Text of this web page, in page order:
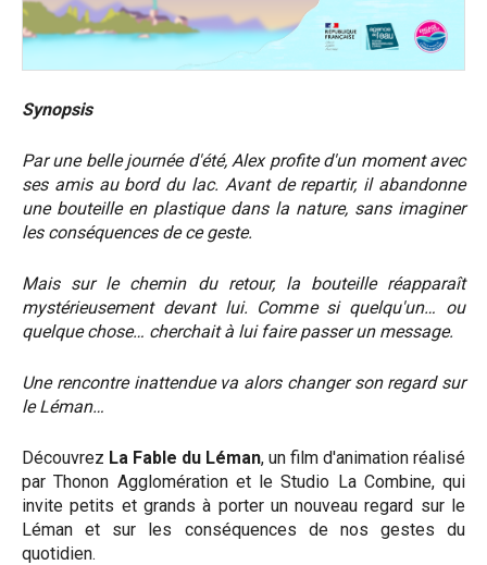
Synopsis
Par une belle journée d'été, Alex profite d'un moment avec
ses amis au bord du lac. Avant de repartir, il abandonne
une bouteille en plastique dans la nature, sans imaginer
les conséquences de ce geste.
Mais sur le chemin du retour, la bouteille réapparaît
mystérieusement devant lui. Comme si quelqu'un… ou
quelque chose… cherchait à lui faire passer un message.
Une rencontre inattendue va alors changer son regard sur
le Léman…
Découvrez La Fable du Léman, un film d'animation réalisé
par Thonon Agglomération et le Studio La Combine, qui
invite petits et grands à porter un nouveau regard sur le
Léman et sur les conséquences de nos gestes du
quotidien.